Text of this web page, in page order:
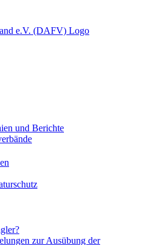
und Berichte
zur Ausübung der